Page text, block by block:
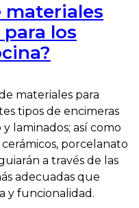
materiales
los
materiales para
tipos de encimeras
laminados; así como
porcelanato
a través de las
adecuadas que
y funcionalidad.